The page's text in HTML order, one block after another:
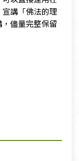
講「佛法的理
儘量完整保留